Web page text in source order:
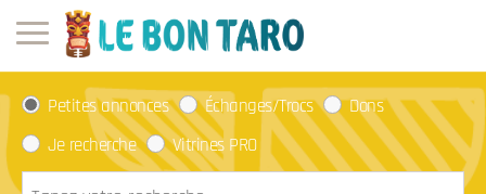
Petites annonces Échanges/Trocs
Dons
Je recherche
Vitrines PRO